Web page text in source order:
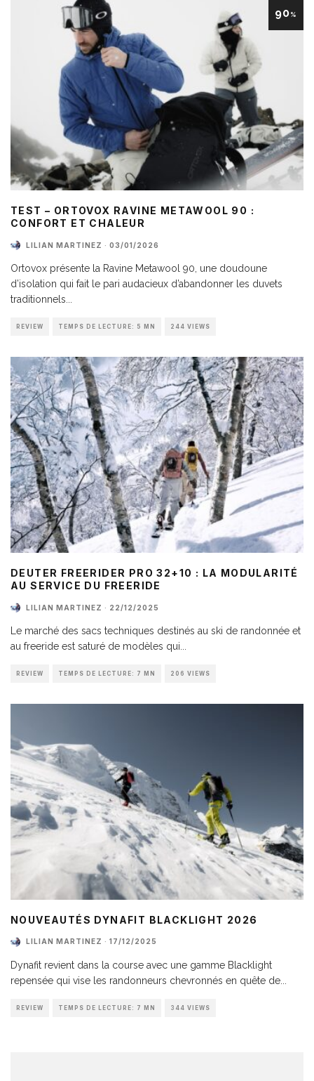
90%
TEST – ORTOVOX RAVINE METAWOOL 90 :
CONFORT ET CHALEUR
LILIAN MARTINEZ · 03/01/2026
Ortovox présente la Ravine Metawool 90, une doudoune
d’isolation qui fait le pari audacieux d’abandonner les duvets
traditionnels...
REVIEW TEMPS DE LECTURE: 5 MN 244 VIEWS
DEUTER FREERIDER PRO 32+10 : LA MODULARITÉ
AU SERVICE DU FREERIDE
LILIAN MARTINEZ · 22/12/2025
Le marché des sacs techniques destinés au ski de randonnée et
au freeride est saturé de modèles qui
REVIEW TEMPS DE LECTURE: 7 MN 206 VIEWS
NOUVEAUTÉS DYNAFIT BLACKLIGHT 2026
LILIAN MARTINEZ · 17/12/2025
Dynafit revient dans la course avec une gamme Blacklight
repensée qui vise les randonneurs chevronnés en quête de
REVIEW TEMPS DE LECTURE: 7 MN 344 VIEWS